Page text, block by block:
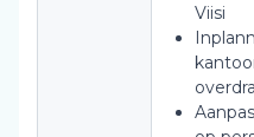
Viisi